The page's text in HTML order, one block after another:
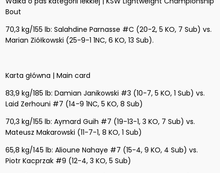
Bout
70,3 kg/155 lb: Salahdine Parnasse #C (20-2, 5 KO, 7 Sub) vs.
Marian Ziółkowski (25-9-1 1NC, 6 KO, 13 Sub).
Karta główna | Main card
83,9 kg/185 lb: Damian Janikowski #3 (10-7, 5 KO, 1 Sub) vs.
Laid Zerhouni #7 (14-9 1NC, 5 KO, 8 Sub)
70,3 kg/155 lb: Aymard Guih #7 (19-13-1, 3 KO, 7 Sub) vs.
Mateusz Makarowski (11-7-1, 8 KO, 1 Sub)
65,8 kg/145 lb: Alioune Nahaye #7 (15-4, 9 KO, 4 Sub) vs.
Piotr Kacprzak #9 (12-4, 3 KO, 5 Sub)